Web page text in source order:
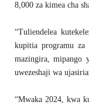
8,000 za kimea cha
“Tuliendelea
kupitia programu za
mazingira, mipango
uwezeshaji wa
“Mwaka 2024, kwa